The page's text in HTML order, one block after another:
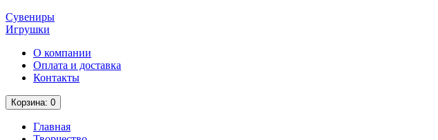
Сувениры
Игрушки
О компании
Оплата и доставка
Контакты
Корзина: 0
Главная